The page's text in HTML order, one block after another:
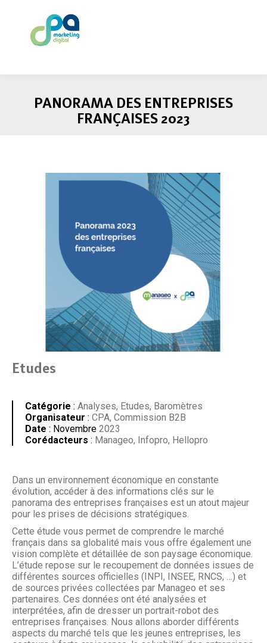
PANORAMA DES ENTREPRISES
FRANÇAISES 2023
Etudes
Catégorie : Analyses, Etudes, Baromètres
Organisateur : CPA, Commission B2B
Date : Novembre 2023
Corédacteurs : Manageo, Infopro, Hellopro
Dans un environnement économique en constante
évolution, accéder à des informations clés sur le
panorama des entreprises françaises est un atout majeur
pour les prises de décisions stratégiques.
Cette étude vous permet de comprendre le marché
français dans sa globalité mais vous offre également une
vision complète et détaillée de son paysage économique.
L’étude repose sur le recoupement de données issues de
différentes sources officielles (INPI, INSEE, RNCS, …) et
de sources privées collectées par Manageo et ses
partenaires. Ces données ont été analysées et
interprétées, afin de dresser un portrait-robot des
entreprises françaises. Nous allons aborder différents
aspects du marché tels que les jeunes entreprises, les